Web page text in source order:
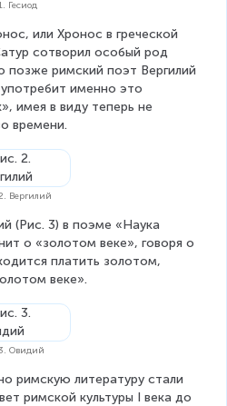
Гесиод
или Хронос в греческой
сотворил особый род
позже римский поэт Вергилий
именно это
имея в виду теперь не
времени.
Вергилий
(Рис. 3) в поэме «Наука
о «золотом веке», говоря о
платить золотом,
веке».
Овидий
римскую литературу стали
римской культуры I века до